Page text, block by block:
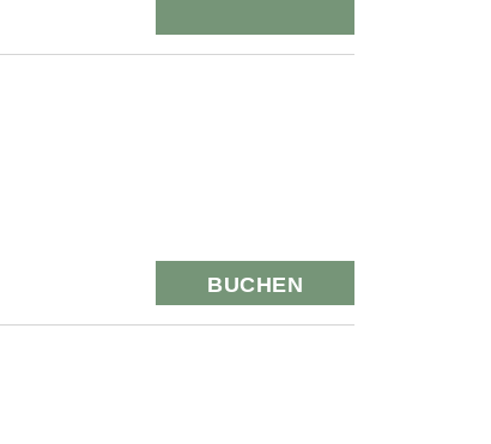
BUCHEN